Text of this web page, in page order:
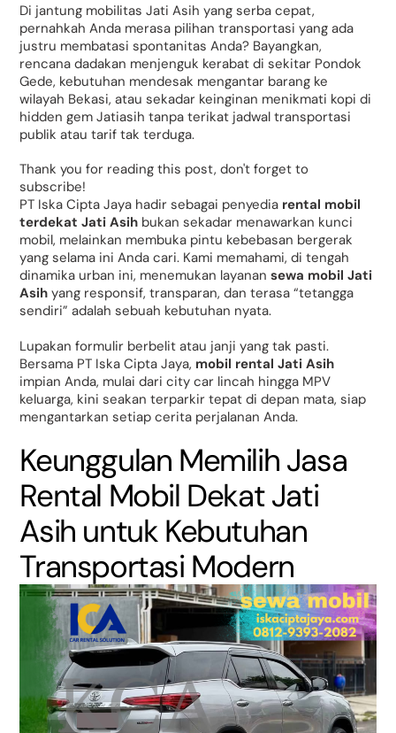
Di jantung mobilitas Jati Asih yang serba cepat,
pernahkah Anda merasa pilihan transportasi yang ada
justru membatasi spontanitas Anda? Bayangkan,
rencana dadakan menjenguk kerabat di sekitar Pondok
Gede, kebutuhan mendesak mengantar barang ke
wilayah Bekasi, atau sekadar keinginan menikmati kopi di
hidden gem Jatiasih tanpa terikat jadwal transportasi
publik atau tarif tak terduga.
Thank you for reading this post, don't forget to
subscribe!
PT Iska Cipta Jaya hadir sebagai penyedia rental mobil
terdekat Jati Asih bukan sekadar menawarkan kunci
mobil, melainkan membuka pintu kebebasan bergerak
yang selama ini Anda cari. Kami memahami, di tengah
dinamika urban ini, menemukan layanansewa mobil Jati
Asih yang responsif, transparan, dan terasa “tetangga
sendiri” adalah sebuah kebutuhan nyata.
Lupakan formulir berbelit atau janji yang tak pasti.
Bersama PT Iska Cipta Jaya, mobil rental Jati Asih
impian Anda, mulai dari city car lincah hingga MPV
keluarga, kini seakan terparkir tepat di depan mata, siap
mengantarkan setiap cerita perjalanan Anda.
Keunggulan Memilih Jasa
Rental Mobil Dekat Jati
Asih untuk Kebutuhan
Transportasi Modern